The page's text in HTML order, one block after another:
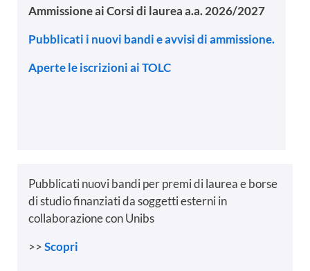
Ammissione ai Corsi di laurea a.a. 2026/2027
Pubblicati i nuovi bandi e avvisi di ammissione.
Aperte le iscrizioni ai TOLC
Pubblicati nuovi bandi per premi di laurea e borse
di studio finanziati da soggetti esterni in
collaborazione con Unibs
>>Scopri